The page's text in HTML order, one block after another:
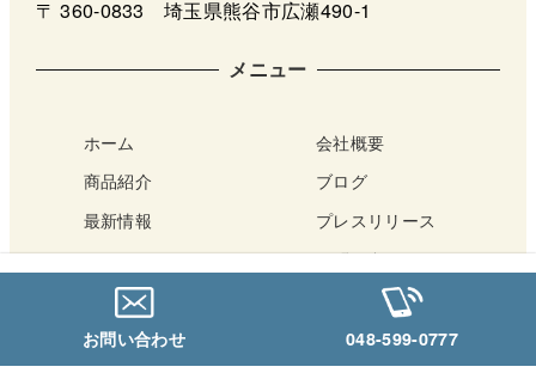
〒 360-0833 埼玉県熊谷市広瀬490-1
メニュー
ホーム
商品紹介
最新情報
サポート
アクセス・店舗案内
会社概要
ブログ
プレスリリース
お問い合わせ
Netショップ
お問い合わせ 048-599-0777